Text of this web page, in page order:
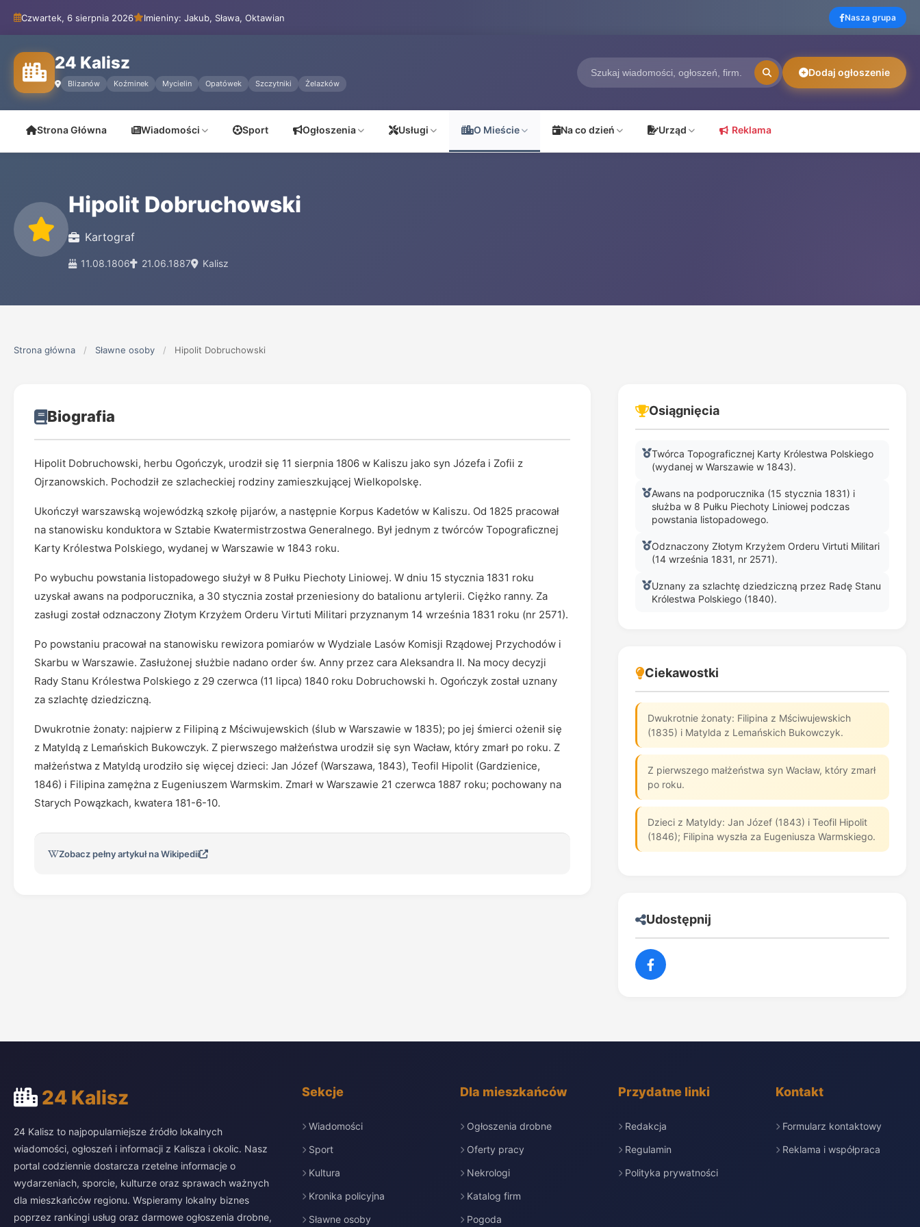
Czwartek, 6 sierpnia 2026 Imieniny: Jakub, Sława, Oktawian Nasza grupa
24 Kalisz
Blizanów Koźminek Mycielin Opatówek Szczytniki Żelazków
Dodaj ogłoszenie
Strona Główna Wiadomości Sport Ogłoszenia Usługi O Mieście Na co dzień Urząd Reklama
Hipolit Dobruchowski
Kartograf
11.08.1806 21.06.1887 Kalisz
Strona główna / Sławne osoby / Hipolit Dobruchowski
Biografia
Hipolit Dobruchowski, herbu Ogończyk, urodził się 11 sierpnia 1806 w Kaliszu jako syn Józefa i Zofii z
Ojrzanowskich. Pochodził ze szlacheckiej rodziny zamieszkującej Wielkopolskę.
Ukończył warszawską wojewódzką szkołę pijarów, a następnie Korpus Kadetów w Kaliszu. Od 1825 pracował
na stanowisku konduktora w Sztabie Kwatermistrzostwa Generalnego. Był jednym z twórców Topograficznej
Karty Królestwa Polskiego, wydanej w Warszawie w 1843 roku.
Po wybuchu powstania listopadowego służył w 8 Pułku Piechoty Liniowej. W dniu 15 stycznia 1831 roku
uzyskał awans na podporucznika, a 30 stycznia został przeniesiony do batalionu artylerii. Ciężko ranny. Za
zasługi został odznaczony Złotym Krzyżem Orderu Virtuti Militari przyznanym 14 września 1831 roku (nr 2571).
Po powstaniu pracował na stanowisku rewizora pomiarów w Wydziale Lasów Komisji Rządowej Przychodów i
Skarbu w Warszawie. Zasłużonej służbie nadano order św. Anny przez cara Aleksandra II. Na mocy decyzji
Rady Stanu Królestwa Polskiego z 29 czerwca (11 lipca) 1840 roku Dobruchowski h. Ogończyk został uznany
za szlachtę dziedziczną.
Dwukrotnie żonaty: najpierw z Filipiną z Mściwujewskich (ślub w Warszawie w 1835); po jej śmierci ożenił się
z Matyldą z Lemańskich Bukowczyk. Z pierwszego małżeństwa urodził się syn Wacław, który zmarł po roku. Z
małżeństwa z Matyldą urodziło się więcej dzieci: Jan Józef (Warszawa, 1843), Teofil Hipolit (Gardzienice,
1846) i Filipina zamężna z Eugeniuszem Warmskim. Zmarł w Warszawie 21 czerwca 1887 roku; pochowany na
Starych Powązkach, kwatera 181-6-10.
Zobacz pełny artykuł na Wikipedii
Osiągnięcia
Twórca Topograficznej Karty Królestwa Polskiego
(wydanej w Warszawie w 1843).
Awans na podporucznika (15 stycznia 1831) i
służba w 8 Pułku Piechoty Liniowej podczas
powstania listopadowego.
Odznaczony Złotym Krzyżem Orderu Virtuti Militari
(14 września 1831, nr 2571).
Uznany za szlachtę dziedziczną przez Radę Stanu
Królestwa Polskiego (1840).
Ciekawostki
Dwukrotnie żonaty: Filipina z Mściwujewskich
(1835) i Matylda z Lemańskich Bukowczyk.
Z pierwszego małżeństwa syn Wacław, który zmarł
po roku.
Dzieci z Matyldy: Jan Józef (1843) i Teofil Hipolit
(1846); Filipina wyszła za Eugeniusza Warmskiego.
Udostępnij
24 Kalisz
24 Kalisz to najpopularniejsze źródło lokalnych
wiadomości, ogłoszeń i informacji z Kalisza i okolic. Nasz
portal codziennie dostarcza rzetelne informacje o
wydarzeniach, sporcie, kulturze oraz sprawach ważnych
dla mieszkańców regionu. Wspieramy lokalny biznes
poprzez rankingi usług oraz darmowe ogłoszenia drobne,
Sekcje
Wiadomości
Sport
Kultura
Kronika policyjna
Sławne osoby
Dla mieszkańców
Ogłoszenia drobne
Oferty pracy
Nekrologi
Katalog firm
Pogoda
Przydatne linki
Redakcja
Regulamin
Polityka prywatności
Kontakt
Formularz kontaktowy
Reklama i współpraca